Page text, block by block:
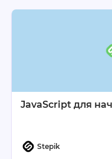
JavaScript для
Stepik